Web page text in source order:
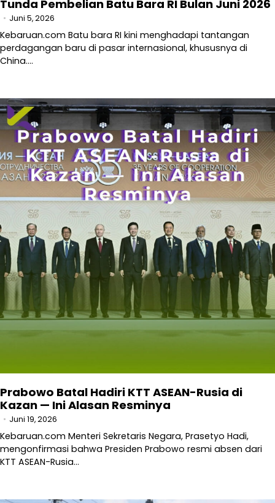
Tunda Pembelian Batu Bara RI Bulan Juni 2026
Juni 5, 2026
Kebaruan.com Batu bara RI kini menghadapi tantangan
perdagangan baru di pasar internasional, khususnya di
China.…
Prabowo Batal Hadiri KTT ASEAN-Rusia di
Kazan — Ini Alasan Resminya
Juni 19, 2026
Kebaruan.com Menteri Sekretaris Negara, Prasetyo Hadi,
mengonfirmasi bahwa Presiden Prabowo resmi absen dari
KTT ASEAN-Rusia…